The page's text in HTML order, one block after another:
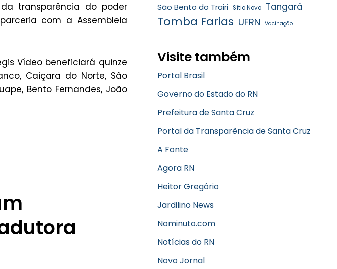
transparência do poder
com a Assembleia
Vídeo beneficiará quinze
Caiçara do Norte, São
Bento Fernandes, João
São Bento do Trairi Sítio Novo Tangará
Tomba Farias UFRN Vacinação
Visite também
Portal Brasil
Governo do Estado do RN
Prefeitura de Santa Cruz
Portal da Transparência de Santa Cruz
A Fonte
Agora RN
Heitor Gregório
Jardilino News
Nominuto.com
Notícias do RN
Novo Jornal